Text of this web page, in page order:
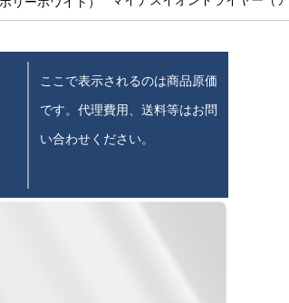
ここで表示されるのは商品原価
です。代理費用、送料等はお問
い合わせください。